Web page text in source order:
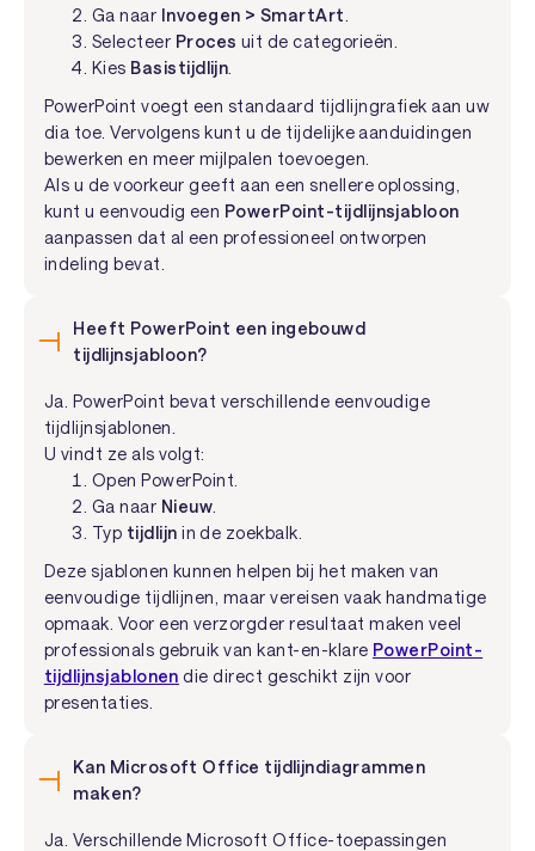
Ga naar Invoegen > SmartArt
Selecteer Proces uit de categorieën.
Kies Basistijdlijn
PowerPoint voegt een standaard tijdlijngrafiek aan uw
dia toe. Vervolgens kunt u de tijdelijke aanduidingen
bewerken en meer mijlpalen toevoegen.
Als u de voorkeur geeft aan een snellere oplossing,
kunt u eenvoudig een PowerPoint-tijdlijnsjabloon
aanpassen dat al een professioneel ontworpen
indeling bevat.
Heeft PowerPoint een ingebouwd
tijdlijnsjabloon?
Ja. PowerPoint bevat verschillende eenvoudige
tijdlijnsjablonen.
U vindt ze als volgt:
Open PowerPoint.
Ga naar Nieuw
Typ tijdlijn in de zoekbalk.
Deze sjablonen kunnen helpen bij het maken van
eenvoudige tijdlijnen, maar vereisen vaak handmatige
opmaak. Voor een verzorgder resultaat maken veel
professionals gebruik van kant-en-klare PowerPoint-
tijdlijnsjablonen die direct geschikt zijn voor
presentaties.
Kan Microsoft Office tijdlijndiagrammen
maken?
Ja. Verschillende Microsoft Office-toepassingen